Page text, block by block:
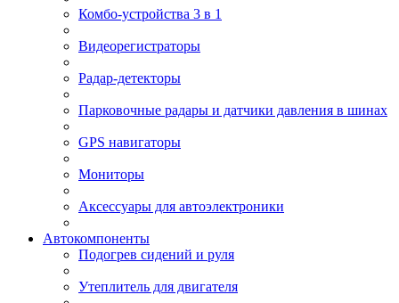
Комбо-устройства 3 в 1
Видеорегистраторы
Радар-детекторы
Парковочные радары и датчики давления в шинах
GPS навигаторы
Мониторы
Аксессуары для автоэлектроники
Автокомпоненты
Подогрев сидений и руля
Утеплитель для двигателя